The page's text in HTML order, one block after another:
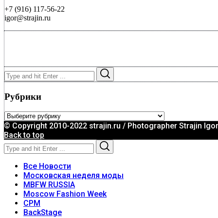
+7 (916) 117-56-22
igor@strajin.ru
Search
for:
Рубрики
Рубрики
© Copyright 2010-2022 strajin.ru / Photographer Strajin Igor
Back to top
Search
for:
Все Новости
Московская неделя моды
MBFW RUSSIA
Moscow Fashion Week
CPM
BackStage